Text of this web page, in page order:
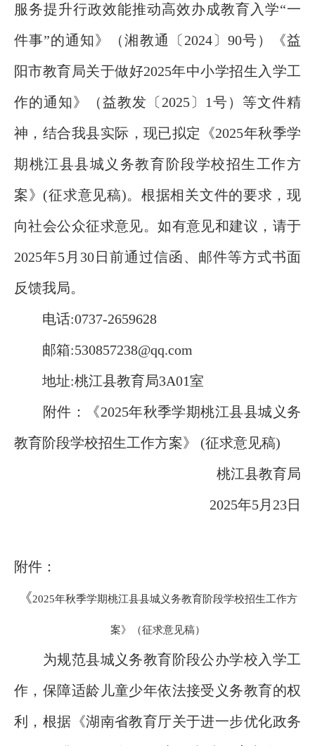
服务提升行政效能推动高效办成教育入学“一
件事”的通知》（湘教通〔2024〕90号）《益
阳市教育局关于做好2025年中小学招生入学工
作的通知》（益教发〔2025〕1号）等文件精
神，结合我县实际，现已拟定《2025年秋季学
期桃江县县城义务教育阶段学校招生工作方
案》(征求意见稿)。根据相关文件的要求，现
向社会公众征求意见。如有意见和建议，请于
2025年5月30日前通过信函、邮件等方式书面
反馈我局。
电话:0737-2659628
邮箱:530857238@qq.com
地址:桃江县教育局3A01室
附件：《2025年秋季学期桃江县县城义务
教育阶段学校招生工作方案》 (征求意见稿)
桃江县教育局
2025年5月23日
附件：
《2025年秋季学期桃江县县城义务教育阶段学校招生工作方
案》 （征求意见稿）
为规范县城义务教育阶段公办学校入学工
作，保障适龄儿童少年依法接受义务教育的权
利，根据《湖南省教育厅关于进一步优化政务